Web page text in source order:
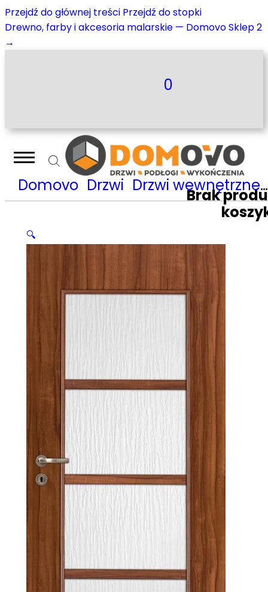
Przejdź do głównej treści Przejdź do stopki
Drewno, farby i akcesoria malarskie — Domovo Sklep 2
→
0
Brak
Domovo Drzwi Drzwi wewnętrzne
🔍